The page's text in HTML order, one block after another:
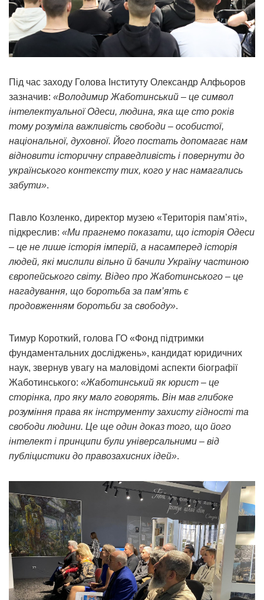
Під час заходу Голова Інституту Олександр Алфьоров
зазначив: «Володимир Жаботинський – це символ
інтелектуальної Одеси, людина, яка ще сто років
тому розуміла важливість свободи – особистої,
національної, духовної. Його постать допомагає нам
відновити історичну справедливість і повернути до
українського контексту тих, кого у нас намагались
забути».
Павло Козленко, директор музею «Територія пам’яті»,
підкреслив: «Ми прагнемо показати, що історія Одеси
– це не лише історія імперій, а насамперед історія
людей, які мислили вільно й бачили Україну частиною
європейського світу. Відео про Жаботинського – це
нагадування, що боротьба за пам’ять є
продовженням боротьби за свободу».
Тимур Короткий, голова ГО «Фонд підтримки
фундаментальних досліджень», кандидат юридичних
наук, звернув увагу на маловідомі аспекти біографії
Жаботинського: «Жаботинський як юрист – це
сторінка, про яку мало говорять. Він мав глибоке
розуміння права як інструменту захисту гідності та
свободи людини. Це ще один доказ того, що його
інтелект і принципи були універсальними – від
публіцистики до правозахисних ідей».